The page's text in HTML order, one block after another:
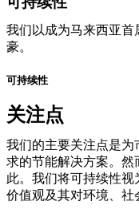
我们以成为马来西亚首
豪。
可持续性
关注点
我们的主要关注点是
求的节能解决方案。
此。我们将可持续性
价值观及其对环境、社